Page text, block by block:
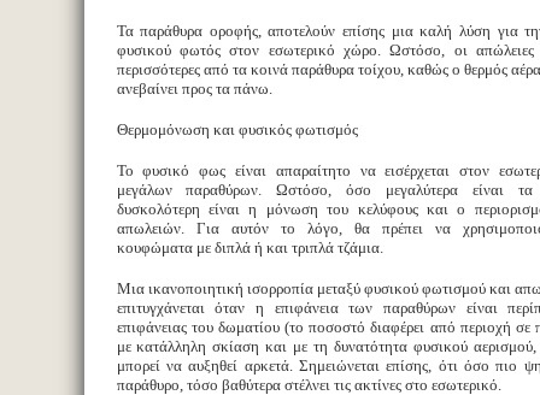
Τα παράθυρα οροφής, αποτελούν επίσης μια καλή λύση για
φυσικού φωτός στον εσωτερικό χώρο. Ωστόσο, οι απώλειες
περισσότερες από τα κοινά παράθυρα τοίχου, καθώς ο θερμός
ανεβαίνει προς τα πάνω.
Θερμομόνωση και φυσικός φωτισμός
Το φυσικό φως είναι απαραίτητο να εισέρχεται στον
μεγάλων παραθύρων. Ωστόσο, όσο μεγαλύτερα είναι
δυσκολότερη είναι η μόνωση του κελύφους και ο
απωλειών. Για αυτόν το λόγο, θα πρέπει να
κουφώματα με διπλά ή και τριπλά τζάμια.
Μια ικανοποιητική ισορροπία μεταξύ φυσικού φωτισμού και
επιτυγχάνεται όταν η επιφάνεια των παραθύρων είναι
επιφάνειας του δωματίου (το ποσοστό διαφέρει από περιοχή
με κατάλληλη σκίαση και με τη δυνατότητα φυσικού
μπορεί να αυξηθεί αρκετά. Σημειώνεται επίσης, ότι όσο πιο
παράθυρο, τόσο βαθύτερα στέλνει τις ακτίνες στο εσωτερικό.